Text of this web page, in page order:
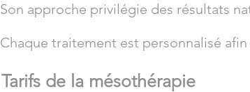
Son approche privilégie des résultats
Chaque traitement est personnalisé
Tarifs de la mésothérapie